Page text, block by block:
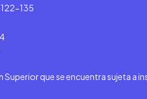
122-135
Superior que se encuentra sujeta a